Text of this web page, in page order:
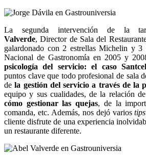
La segunda intervención de la
Valverde, Director de Sala del
galardonado con 2 estrellas Michelin y 3
Nacional de Gastronomía en 2005 y
psicología del servicio: el caso
puntos clave que todo profesional de sala
dela gestión del servicio a través de la
equipo y sus cualidades, de la relación
cómo gestionar las quejas, de la
comanda, etc. Además, nos dejó variostips
cliente disfrute de una experiencia
un restaurante diferente.